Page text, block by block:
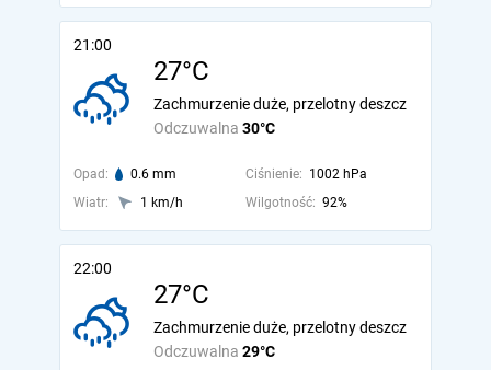
21:00
27°C
Odczuwalna 30°C
Zachmurzenie duże, przelotny deszcz
Opad: 0.6 mm Ciśnienie: 1002 hPa
Wiatr:
1 km/h Wilgotność: 92%
22:00
27°C
Odczuwalna 29°C
Zachmurzenie duże, przelotny deszcz